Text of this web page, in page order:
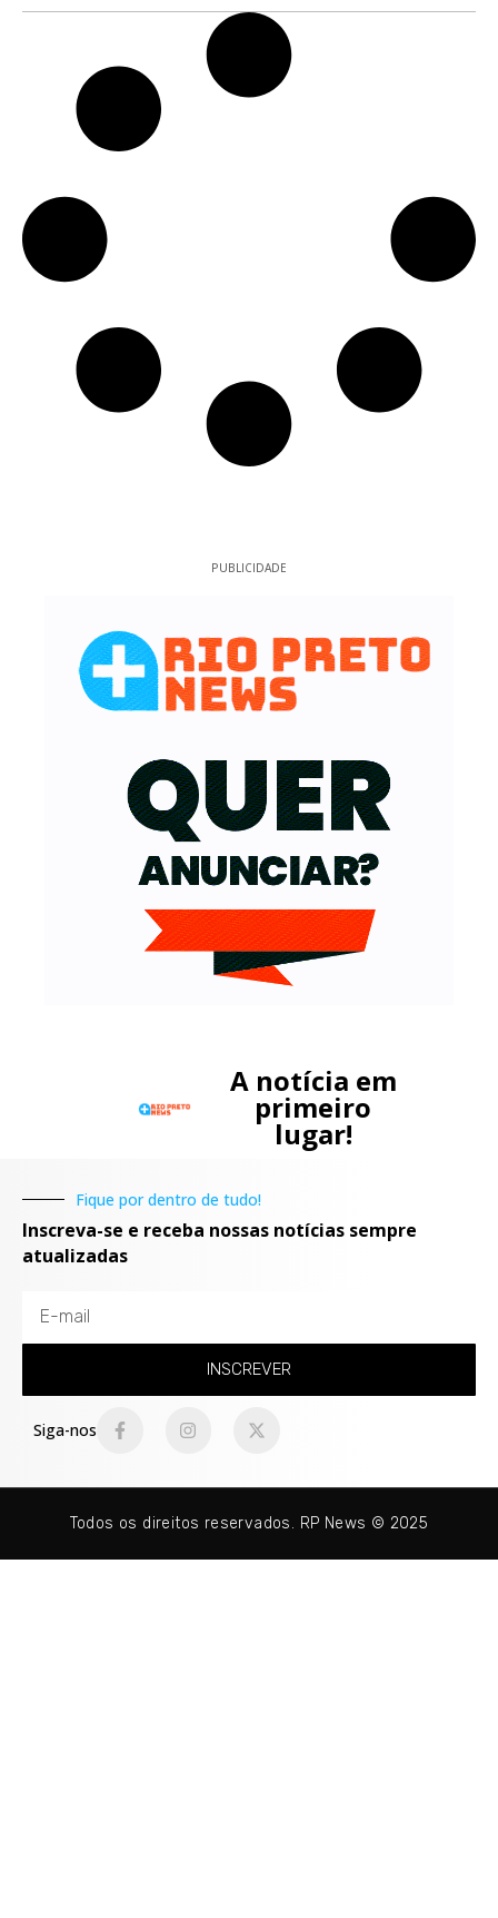
PUBLICIDADE
A notícia em
primeiro
lugar!
Fique por dentro de tudo!
Inscreva-se e receba nossas notícias sempre
atualizadas
INSCREVER
Siga-nos
Todos os direitos reservados. RP News © 2025